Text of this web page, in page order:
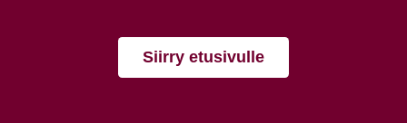
Siirry etusivulle